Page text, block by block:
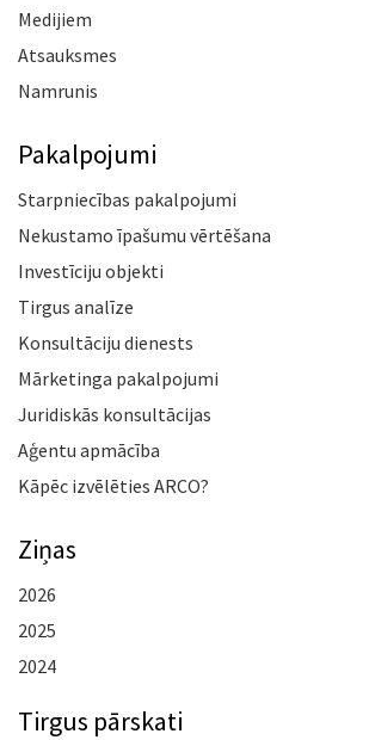
Medijiem
Atsauksmes
Namrunis
Pakalpojumi
Starpniecības pakalpojumi
Nekustamo īpašumu vērtēšana
Investīciju objekti
Tirgus analīze
Konsultāciju dienests
Mārketinga pakalpojumi
Juridiskās konsultācijas
Aģentu apmācība
Kāpēc izvēlēties ARCO?
Ziņas
2026
2025
2024
Tirgus pārskati